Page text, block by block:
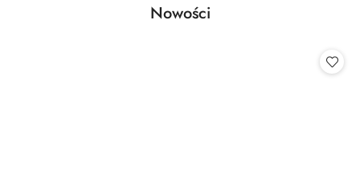
Pomiń karuzelę produktów
Produkty
Nowości